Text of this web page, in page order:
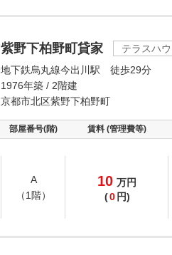
紫野下柏野町貸家
テラスハ
地下鉄烏丸線今出川駅 徒歩29分
1976年築 / 2階建
京都市北区紫野下柏野町
部屋番号(階) 賃料 (管理費等)
A
（1階）
10 万円
(0 円)